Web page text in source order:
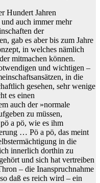
Hundert Jahren
auch immer mehr
der
gab es aber bis zum Jahre
in welches nämlich
mitmachen können.
und wichtigen –
in die
gesehen, sehr wenige
es einen
auch der »normale
zu müssen,
a pö, wie es ihm
… Pö a pö, das meint
in die
innerlich dorthin zu
und sich hat vertreiben
– die Inanspruchnahme
daß es reich wird – ein